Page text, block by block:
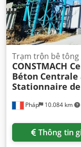
Pháp 10.084 km
Trạm trộn bê
CONSTMACH
Béton Centrale
Stationnaire
Thông tin